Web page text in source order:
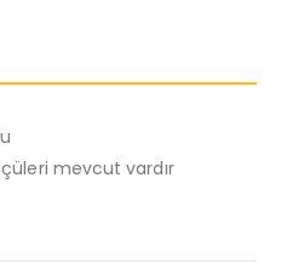
mevcut vardır